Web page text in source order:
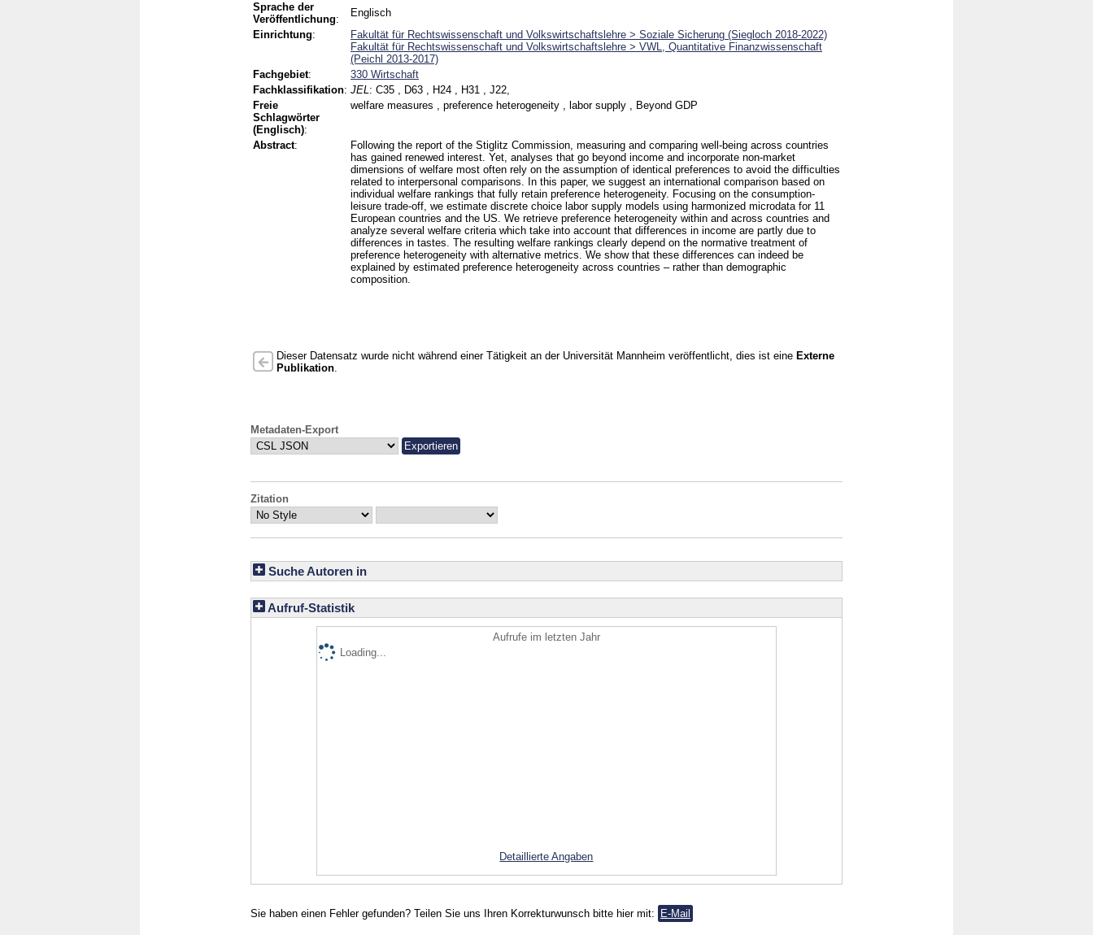
Sprache der
Veröffentlichung:
Englisch
Einrichtung:
Fakultät für Rechtswissenschaft und Volkswirtschaftslehre > Soziale Sicherung (Siegloch 2018-2022)
Fakultät für Rechtswissenschaft und Volkswirtschaftslehre > VWL, Quantitative Finanzwissenschaft
(Peichl 2013-2017)
Fachgebiet:
330 Wirtschaft
Fachklassifikation: JEL: C35 , D63 , H24 , H31 , J22,
Freie
Schlagwörter
(Englisch):
welfare measures , preference heterogeneity , labor supply , Beyond GDP
Abstract:
Following the report of the Stiglitz Commission, measuring and comparing well-being across countries
has gained renewed interest. Yet, analyses that go beyond income and incorporate non-market
dimensions of welfare most often rely on the assumption of identical preferences to avoid the difficulties
related to interpersonal comparisons. In this paper, we suggest an international comparison based on
individual welfare rankings that fully retain preference heterogeneity. Focusing on the consumption-
leisure trade-off, we estimate discrete choice labor supply models using harmonized microdata for 11
European countries and the US. We retrieve preference heterogeneity within and across countries and
analyze several welfare criteria which take into account that differences in income are partly due to
differences in tastes. The resulting welfare rankings clearly depend on the normative treatment of
preference heterogeneity with alternative metrics. We show that these differences can indeed be
explained by estimated preference heterogeneity across countries – rather than demographic
composition.
Dieser Datensatz wurde nicht während einer Tätigkeit an der Universität Mannheim veröffentlicht, dies ist eine Externe
Publikation
Metadaten-Export
Zitation
Suche Autoren in
Aufruf-Statistik
Aufrufe im letzten Jahr
Loading...
Detaillierte Angaben
Sie haben einen Fehler gefunden? Teilen Sie uns Ihren Korrekturwunsch bitte hier mit: E-Mail